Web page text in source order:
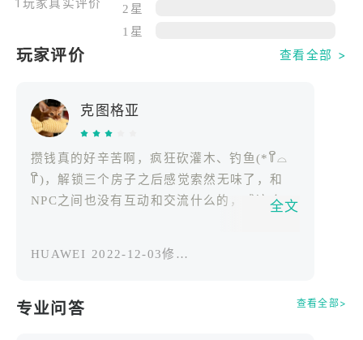
特殊奖励，让农园发展更具成就感。
温暖互动，共享田园时光。
力。小小农园，用简单与温暖，陪你度过每一段悠闲
时光。
2星
1星
玩家评价 查看全部 >
克图格亚
攒钱真的好辛苦啊，疯狂砍灌木、钓鱼(*꒦ິ⌓
꒦ີ)，解锁三个房子之后感觉索然无味了，和
NPC之间也没有互动和交流什么的，感这个小
全文
HUAWEI 2022-12-03修改过
专业问答 查看全部>